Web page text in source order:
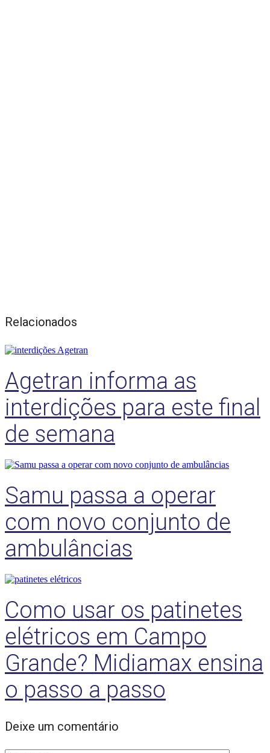
Relacionados
Agetran informa as
interdições para este final
de semana
Samu passa a operar
com novo conjunto de
ambulâncias
Como usar os patinetes
elétricos em Campo
Grande? Midiamax ensina
o passo a passo
Deixe um comentário